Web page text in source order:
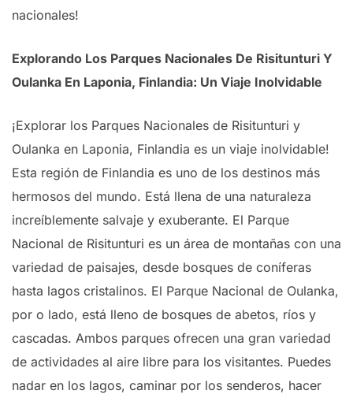
nacionales!
Explorando Los Parques Nacionales De Risitunturi Y
Oulanka En Laponia, Finlandia: Un Viaje Inolvidable
¡Explorar los Parques Nacionales de Risitunturi y
Oulanka en Laponia, Finlandia es un viaje inolvidable!
Esta región de Finlandia es uno de los destinos más
hermosos del mundo. Está llena de una naturaleza
increíblemente salvaje y exuberante. El Parque
Nacional de Risitunturi es un área de montañas con una
variedad de paisajes, desde bosques de coníferas
hasta lagos cristalinos. El Parque Nacional de Oulanka,
por o lado, está lleno de bosques de abetos, ríos y
cascadas. Ambos parques ofrecen una gran variedad
de actividades al aire libre para los visitantes. Puedes
nadar en los lagos, caminar por los senderos, hacer